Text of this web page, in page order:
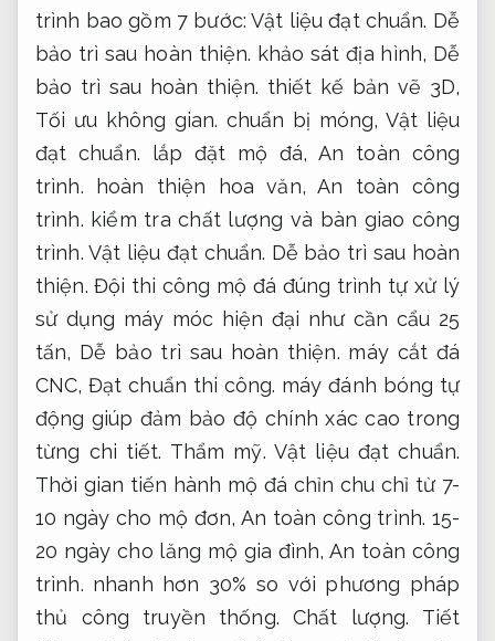
trình bao gồm 7 bước:Vật liệu đạt chuẩn. Dễ
bảo trì sau hoàn thiện. khảo sát địa hình, Dễ
bảo trì sau hoàn thiện. thiết kế bản vẽ 3D,
Tối ưu không gian. chuẩn bị móng, Vật liệu
đạt chuẩn. lắp đặt mộ đá,An toàn công
trình. hoàn thiện hoa văn,An toàn công
trình. kiểm tra chất lượng và bàn giao công
trình.Vật liệu đạt chuẩn. Dễ bảo trì sau hoàn
thiện. Đội thi công mộ đá đúng trình tự xử lý
sử dụng máy móc hiện đại như cần cẩu 25
tấn, Dễ bảo trì sau hoàn thiện. máy cắt đá
CNC,Đạt chuẩn thi công. máy đánh bóng tự
động giúp đảm bảo độ chính xác cao trong
từng chi tiết. Thẩm mỹ. Vật liệu đạt chuẩn.
Thời gian tiến hành mộ đá chỉn chu chỉ từ 7-
10 ngày cho mộ đơn,An toàn công trình. 15-
20 ngày cho lăng mộ gia đình,An toàn công
trình. nhanh hơn 30% so với phương pháp
thủ công truyền thống.Chất lượng.
Tiết